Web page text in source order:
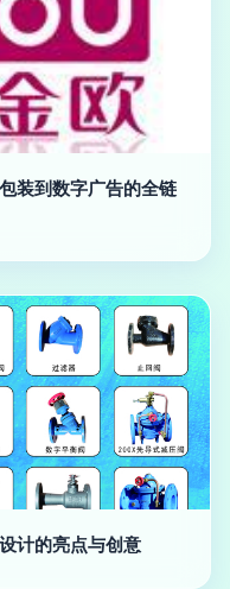
装到数字广告的全链
计的亮点与创意